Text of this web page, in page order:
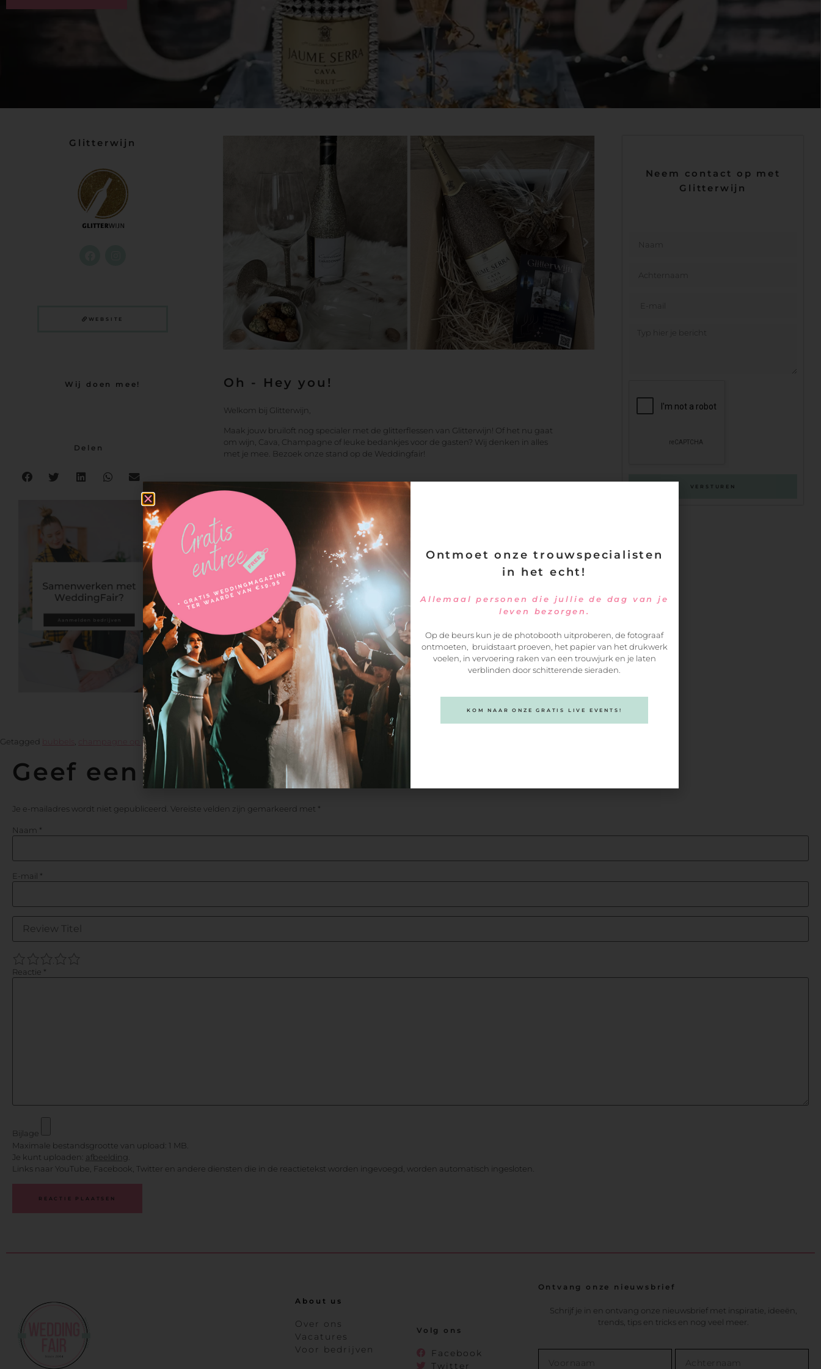
Glitterwijn
WEBSITE
Wij doen mee!
Delen
Oh - Hey you!
Welkom bij Glitterwijn,
Maak jouw bruiloft nog specialer met de glitterflessen van Glitterwijn! Of het nu gaat
om wijn, Cava, Champagne of leuke bedankjes voor de gasten? Wij denken in alles
met je mee. Bezoek onze stand op de Weddingfair!
Glitterwijn
Hoofdkantoor in 5035 JB Tilburg
Info of afspraak
pagina in. Wij nemen zsm contact
met je op!
Neem contact op met
Glitterwijn
VERSTUREN
Getagged , champagne op je feest
Geef een reactie
Je e-mailadres wordt niet gepubliceerd. Vereiste velden zijn gemarkeerd met *
Naam *
E-mail *
5
4
3
2
Reactie *
Bijlage
Maximale bestandsgrootte van upload: 1 MB.
Je kunt uploaden: afbeelding.
Links naar YouTube, Facebook, Twitter en andere diensten die in de reactietekst worden ingevoegd, worden automatisch ingesloten.
About us
Over ons
Vacatures
Voor bedrijven
Volg ons
Facebook
Twitter
Ontvang onze nieuwsbrief
Schrijf je in en ontvang onze nieuwsbrief met inspiratie, ideeën,
trends, tips en tricks en nog veel meer.
Ontmoet onze trouwspecialisten
in het echt!
Allemaal personen die jullie de dag van je
leven bezorgen.
Op de beurs kun je de photobooth uitproberen, de fotograaf
ontmoeten, bruidstaart proeven, het papier van het drukwerk
voelen, in vervoering raken van een trouwjurk en je laten
verblinden door schitterende sieraden.
KOM NAAR ONZE GRATIS LIVE EVENTS!